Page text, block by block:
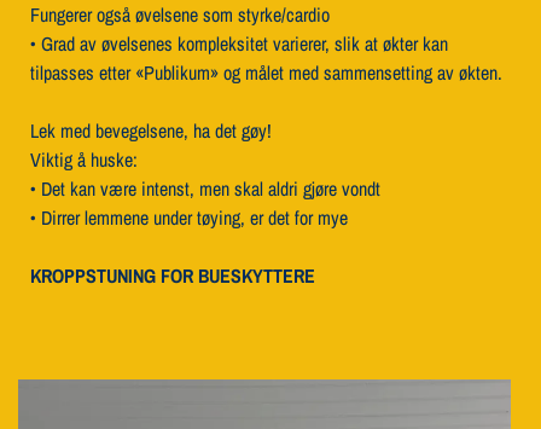
Fungerer også øvelsene som styrke/cardio
• Grad av øvelsenes kompleksitet varierer, slik at økter kan
tilpasses etter «Publikum» og målet med sammensetting av økten.
Lek med bevegelsene, ha det gøy!
Viktig å huske:
• Det kan være intenst, men skal aldri gjøre vondt
• Dirrer lemmene under tøying, er det for mye
KROPPSTUNING FOR BUESKYTTERE